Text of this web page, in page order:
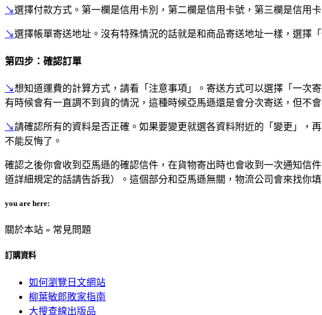
↘選擇付款方式。第一欄是信用卡別，第二欄是信用卡號，第三欄是信用
↘選擇帳單寄送地址。沒有特殊情況的話就是和商品寄送地址一樣，選擇
第四步：確認訂單
↘想知道運費的計算方式，請看「注意事項」。寄送方式可以選擇「一次
有時候會有一直調不到貨的情況，這種時候亞馬遜還是會分次寄送，但不會
↘請確認所有的資料是否正確。如果要變更就選各資料附近的「變更」，
不能反悔了。
確認之後你會收到亞馬遜的確認信件，在貨物寄出時也會收到一次通知信
道詳細規定的話請告訴我）。這個部分和亞馬遜無關，物流公司會來找你
you are here:
關於本站 » 常見問題
訂購資料
如何瀏覽日文網站
柳葉敏郎敗家指南
大搜查線出版品